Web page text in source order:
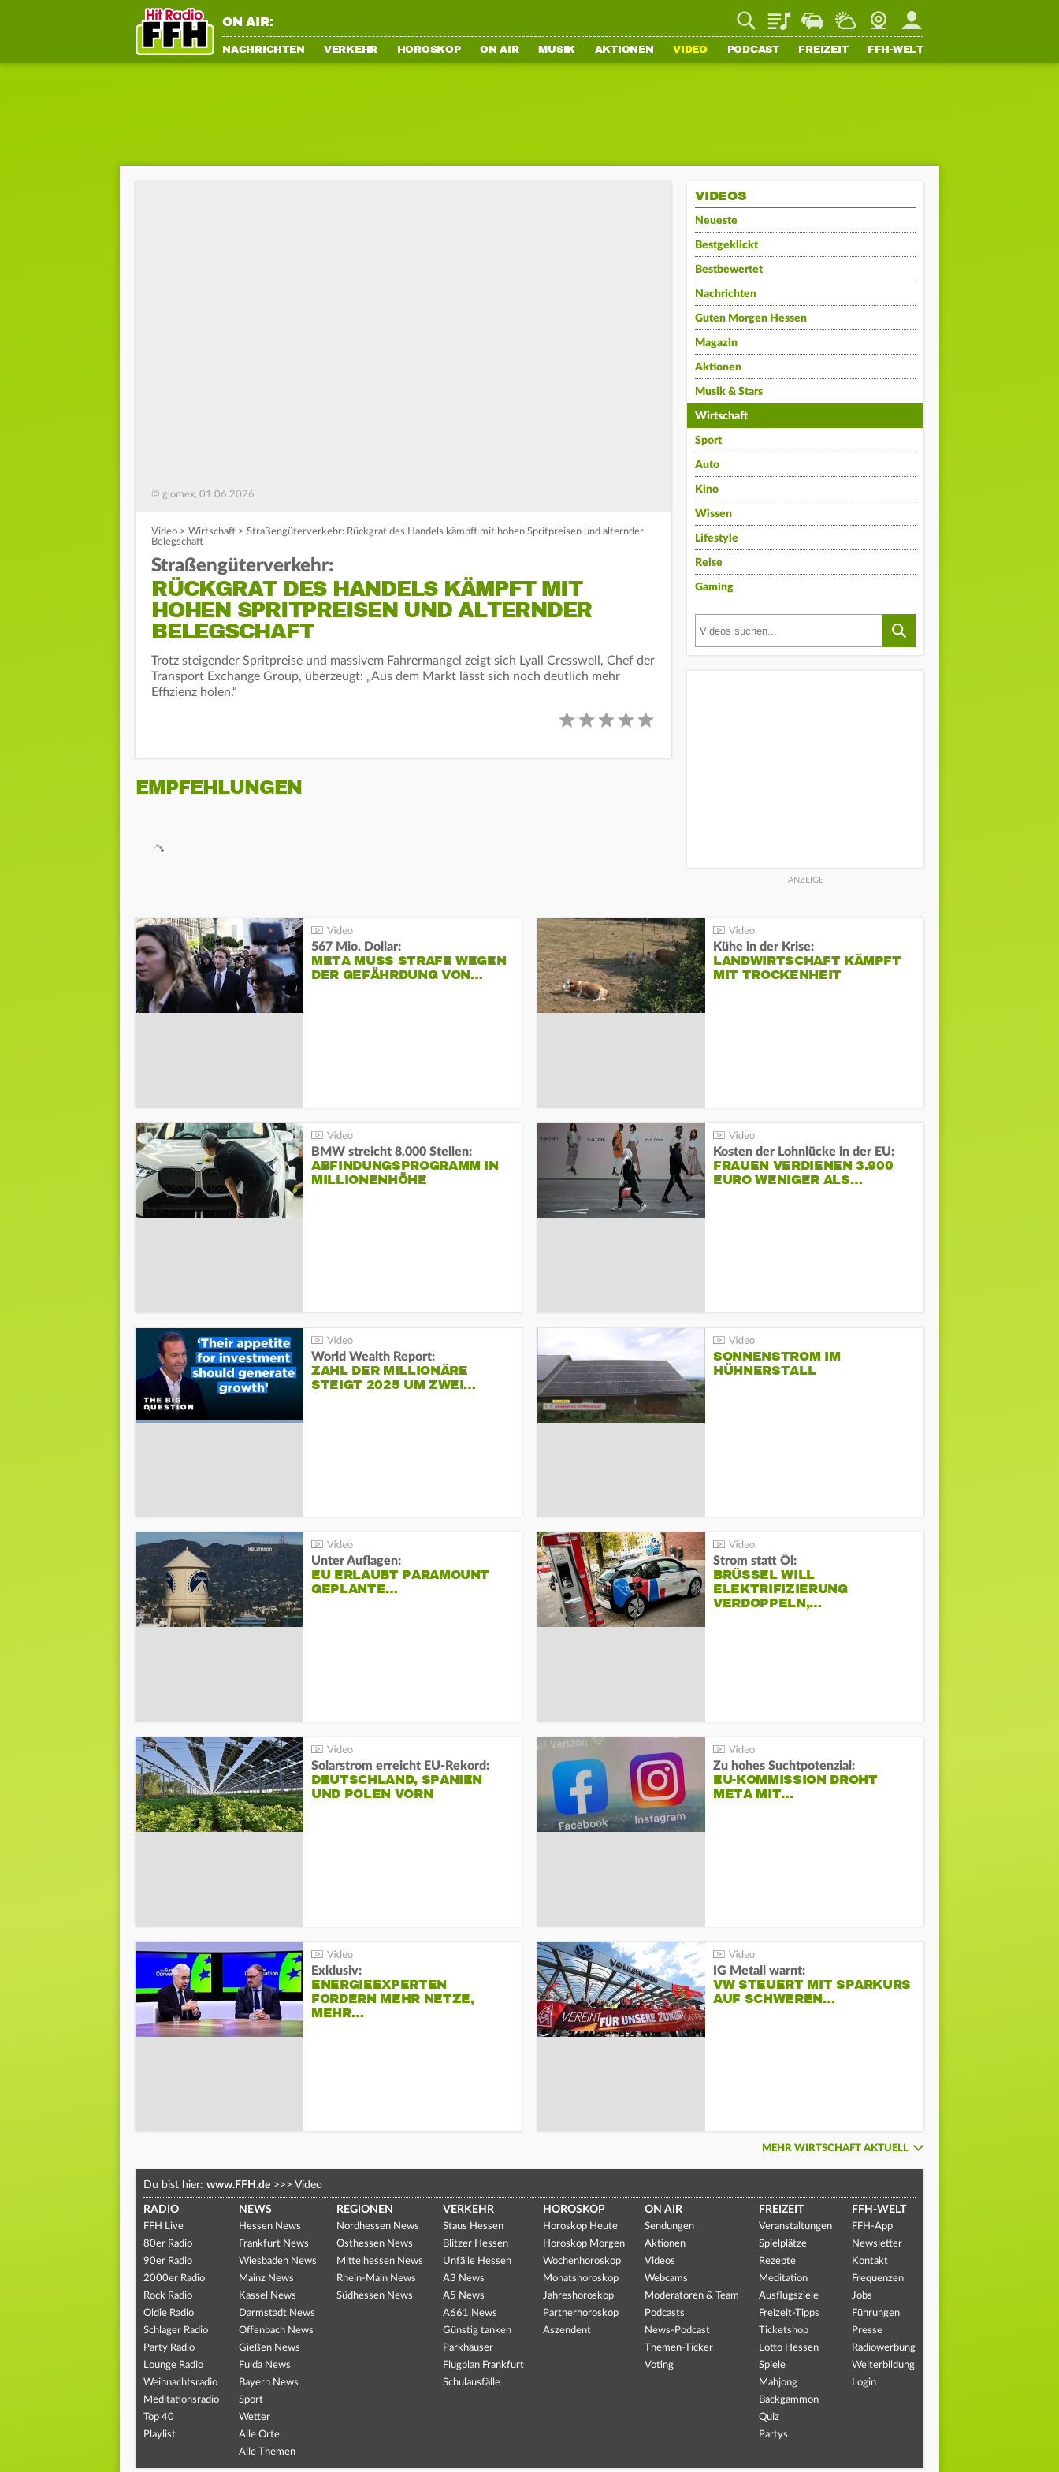
ON AIR: PlaylistStaupilotWetterWebcamMein FFH
NACHRICHTEN VERKEHR HOROSKOP ON AIR MUSIK AKTIONEN VIDEO PODCAST FREIZEIT FFH-WELT
© glomex, 01.06.2026
Video > Wirtschaft > Straßengüterverkehr: Rückgrat des Handels kämpft mit hohen Spritpreisen und alternder
Belegschaft
Straßengüterverkehr:
RÜCKGRAT DES HANDELS KÄMPFT MIT
HOHEN SPRITPREISEN UND ALTERNDER
BELEGSCHAFT
Trotz steigender Spritpreise und massivem Fahrermangel zeigt sich Lyall Cresswell, Chef der
Transport Exchange Group, überzeugt: „Aus dem Markt lässt sich noch deutlich mehr
Effizienz holen.“
EMPFEHLUNGEN
VIDEOS
Neueste
Bestgeklickt
Bestbewertet
Nachrichten
Guten Morgen Hessen
Magazin
Aktionen
Musik & Stars
Wirtschaft
Sport
Auto
Kino
Wissen
Lifestyle
Reise
Gaming
567 Mio. Dollar:
META MUSS STRAFE WEGEN
DER GEFÄHRDUNG VON…
Kühe in der Krise:
LANDWIRTSCHAFT KÄMPFT
MIT TROCKENHEIT
BMW streicht 8.000 Stellen:
ABFINDUNGSPROGRAMM IN
MILLIONENHÖHE
Kosten der Lohnlücke in der EU:
FRAUEN VERDIENEN 3.900
EURO WENIGER ALS…
World Wealth Report:
ZAHL DER MILLIONÄRE
STEIGT 2025 UM ZWEI…
SONNENSTROM IM
HÜHNERSTALL
Unter Auflagen:
EU ERLAUBT PARAMOUNT
GEPLANTE…
Strom statt Öl:
BRÜSSEL WILL
ELEKTRIFIZIERUNG
VERDOPPELN,…
Solarstrom erreicht EU-Rekord:
DEUTSCHLAND, SPANIEN
UND POLEN VORN
Zu hohes Suchtpotenzial:
EU-KOMMISSION DROHT
META MIT…
Exklusiv:
ENERGIEEXPERTEN
FORDERN MEHR NETZE,
MEHR…
IG Metall warnt:
VW STEUERT MIT SPARKURS
AUF SCHWEREN…
MEHR WIRTSCHAFT AKTUELL
Du bist hier: www.FFH.de >>> Video
RADIO
FFH Live
80er Radio
90er Radio
2000er Radio
Rock Radio
Oldie Radio
Schlager Radio
Party Radio
Lounge Radio
Weihnachtsradio
Meditationsradio
Top 40
Playlist
NEWS
Hessen News
Frankfurt News
Wiesbaden News
Mainz News
Kassel News
Darmstadt News
Offenbach News
Gießen News
Fulda News
Bayern News
Sport
Wetter
Alle Orte
Alle Themen
REGIONEN
Nordhessen News
Osthessen News
Mittelhessen News
Rhein-Main News
Südhessen News
VERKEHR
Staus Hessen
Blitzer Hessen
Unfälle Hessen
A3 News
A5 News
A661 News
Günstig tanken
Parkhäuser
Flugplan Frankfurt
Schulausfälle
HOROSKOP
Horoskop Heute
Horoskop Morgen
Wochenhoroskop
Monatshoroskop
Jahreshoroskop
Partnerhoroskop
Aszendent
ON AIR
Sendungen
Aktionen
Videos
Webcams
Moderatoren & Team
Podcasts
News-Podcast
Themen-Ticker
Voting
FREIZEIT
Veranstaltungen
Spielplätze
Rezepte
Meditation
Ausflugsziele
Freizeit-Tipps
Ticketshop
Lotto Hessen
Spiele
Mahjong
Backgammon
Quiz
Partys
FFH-WELT
FFH-App
Newsletter
Kontakt
Frequenzen
Jobs
Führungen
Presse
Radiowerbung
Weiterbildung
Login